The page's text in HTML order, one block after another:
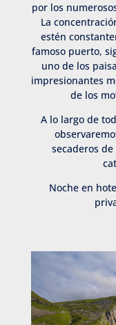
por los
La
estén
famoso puerto,
uno de los
impresionantes
de los
A lo largo de
secaderos
Noche en